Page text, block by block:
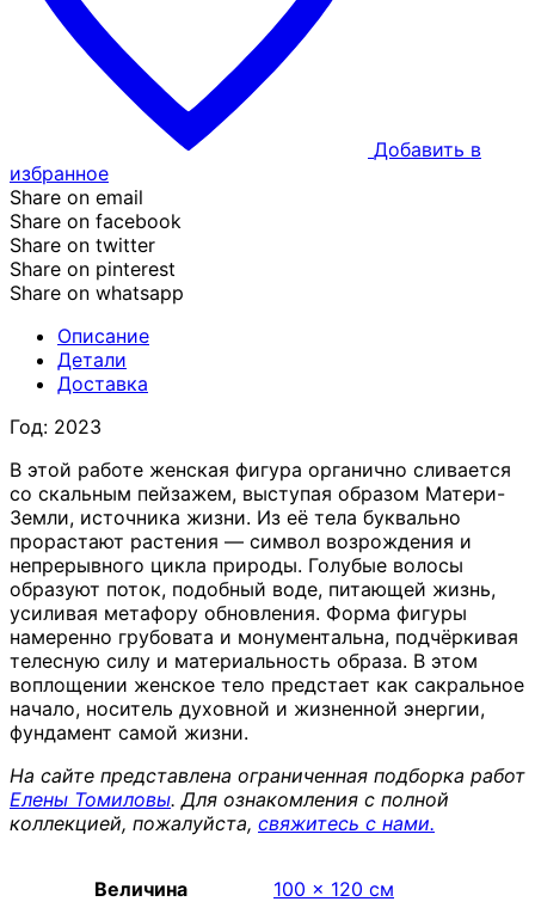
Добавить в
избранное
Share on email
Share on facebook
Share on twitter
Share on pinterest
Share on whatsapp
Описание
Детали
Доставка
Год: 2023
В этой работе женская фигура органично сливается
со скальным пейзажем, выступая образом Матери-
Земли, источника жизни. Из её тела буквально
прорастают растения — символ возрождения и
непрерывного цикла природы. Голубые волосы
образуют поток, подобный воде, питающей жизнь,
усиливая метафору обновления. Форма фигуры
намеренно грубовата и монументальна, подчёркивая
телесную силу и материальность образа. В этом
воплощении женское тело предстает как сакральное
начало, носитель духовной и жизненной энергии,
фундамент самой жизни.
На сайте представлена ограниченная подборка работ
Елены Томиловы. Для ознакомления с полной
коллекцией, пожалуйста, свяжитесь с нами.
Величина 100 x 120 см